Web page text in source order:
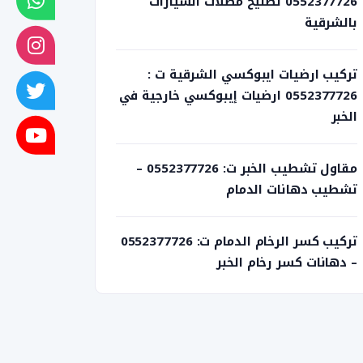
بالشرقية
تركيب ارضيات ايبوكسي الشرقية ت :
0552377726 ارضيات إيبوكسي خارجية في
الخبر
مقاول تشطيب الخبر ت: 0552377726 –
تشطيب دهانات الدمام
تركيب كسر الرخام الدمام ت: 0552377726
– دهانات كسر رخام الخبر